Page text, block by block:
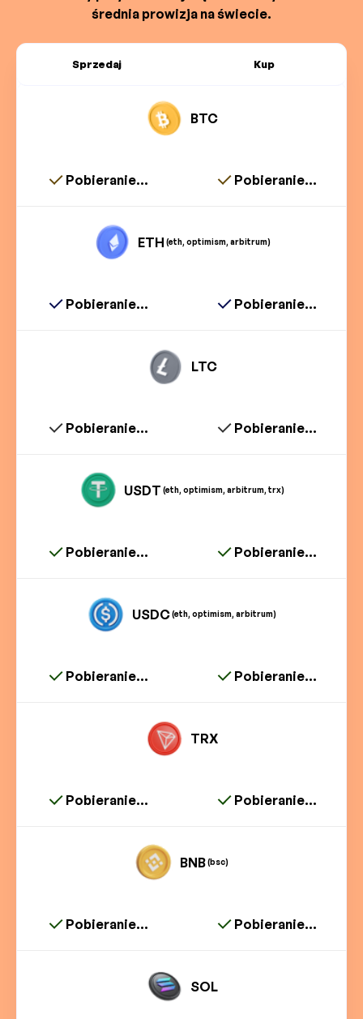
średnia prowizja na świecie.
Sprzedaj Kup
BTC
Pobieranie... Pobieranie...
ETH (eth, optimism, arbitrum)
Pobieranie... Pobieranie...
LTC
Pobieranie... Pobieranie...
USDT (eth, optimism, arbitrum, trx)
Pobieranie... Pobieranie...
USDC(eth, optimism, arbitrum)
Pobieranie... Pobieranie...
TRX
Pobieranie... Pobieranie...
BNB(bsc)
Pobieranie... Pobieranie...
SOL